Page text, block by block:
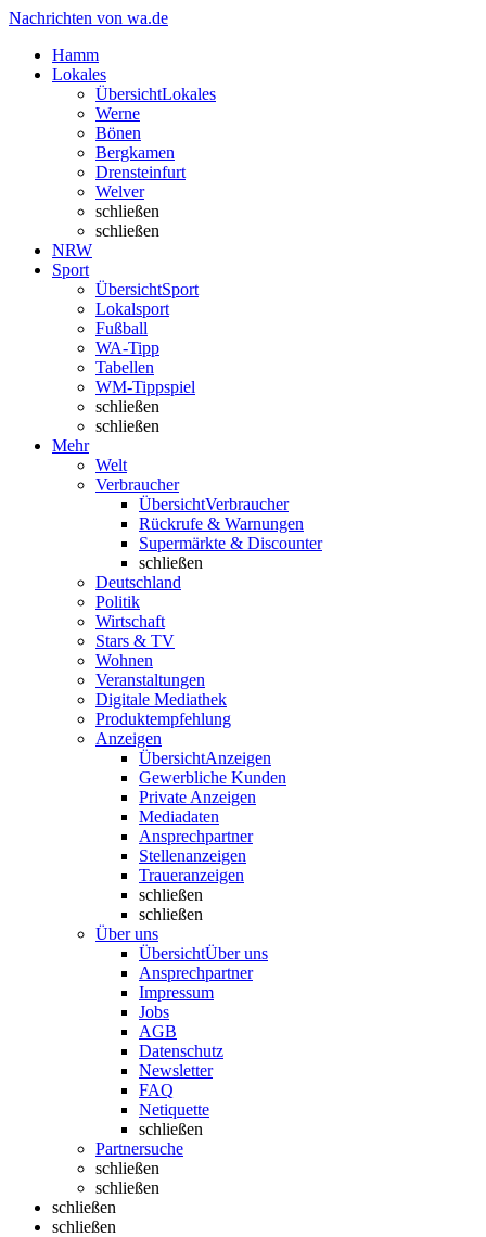
Nachrichten von wa.de
Hamm
Lokales
ÜbersichtLokales
Werne
Bönen
Bergkamen
Drensteinfurt
Welver
schließen
schließen
NRW
Sport
ÜbersichtSport
Lokalsport
Fußball
WA-Tipp
Tabellen
WM-Tippspiel
schließen
schließen
Mehr
Welt
Verbraucher
ÜbersichtVerbraucher
Rückrufe & Warnungen
Supermärkte & Discounter
schließen
Deutschland
Politik
Wirtschaft
Stars & TV
Wohnen
Veranstaltungen
Digitale Mediathek
Produktempfehlung
Anzeigen
ÜbersichtAnzeigen
Gewerbliche Kunden
Private Anzeigen
Mediadaten
Ansprechpartner
Stellenanzeigen
Traueranzeigen
schließen
schließen
Über uns
ÜbersichtÜber uns
Ansprechpartner
Impressum
Jobs
AGB
Datenschutz
Newsletter
FAQ
Netiquette
schließen
Partnersuche
schließen
schließen
schließen
schließen